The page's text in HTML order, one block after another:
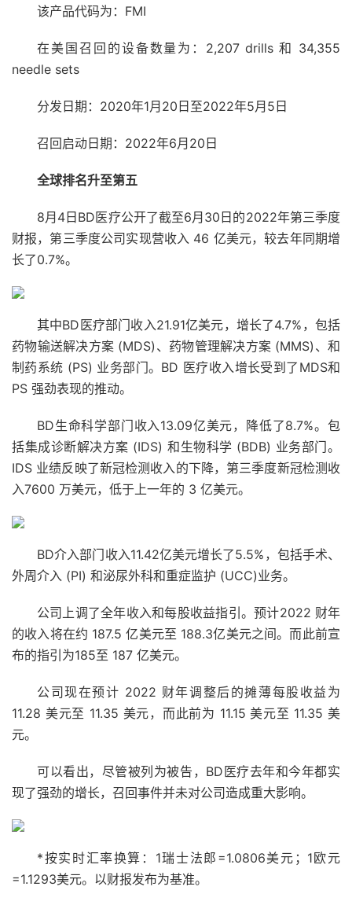
该产品代码为：FMI
在美国召回的设备数量为：2,207 drills 和 34,355
needle sets
分发日期：2020年1月20日至2022年5月5日
召回启动日期：2022年6月20日
全球排名升至第五
8月4日BD医疗公开了截至6月30日的2022年第三季度
财报，第三季度公司实现营收入 46 亿美元，较去年同期增
长了0.7%。
其中BD医疗部门收入21.91亿美元，增长了4.7%，包括
药物输送解决方案 (MDS)、药物管理解决方案 (MMS)、和
制药系统 (PS) 业务部门。BD 医疗收入增长受到了MDS和
PS 强劲表现的推动。
BD生命科学部门收入13.09亿美元，降低了8.7%。包
括集成诊断解决方案 (IDS) 和生物科学 (BDB) 业务部门。
IDS 业绩反映了新冠检测收入的下降，第三季度新冠检测收
入7600 万美元，低于上一年的 3 亿美元。
BD介入部门收入11.42亿美元增长了5.5%，包括手术、
外周介入 (PI) 和泌尿外科和重症监护 (UCC)业务。
公司上调了全年收入和每股收益指引。预计2022 财年
的收入将在约 187.5 亿美元至 188.3亿美元之间。而此前宣
布的指引为185至 187 亿美元。
公司现在预计 2022 财年调整后的摊薄每股收益为
11.28 美元至 11.35 美元，而此前为 11.15 美元至 11.35 美
元。
可以看出，尽管被列为被告，BD医疗去年和今年都实
现了强劲的增长，召回事件并未对公司造成重大影响。
*按实时汇率换算：1瑞士法郎=1.0806美元；1欧元
=1.1293美元。以财报发布为基准。